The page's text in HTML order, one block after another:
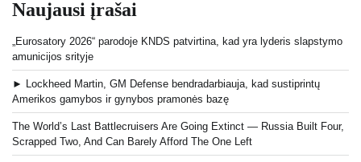
Naujausi įrašai
„Eurosatory 2026“ parodoje KNDS patvirtina, kad yra lyderis slapstymo
amunicijos srityje
► Lockheed Martin, GM Defense bendradarbiauja, kad sustiprintų
Amerikos gamybos ir gynybos pramonės bazę
The World’s Last Battlecruisers Are Going Extinct — Russia Built Four,
Scrapped Two, And Can Barely Afford The One Left